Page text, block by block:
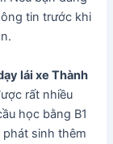
tin trước khi
lái xe Thành
rất nhiều
học bằng B1
sinh thêm